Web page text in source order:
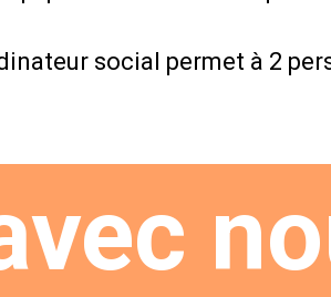
social permet à 2